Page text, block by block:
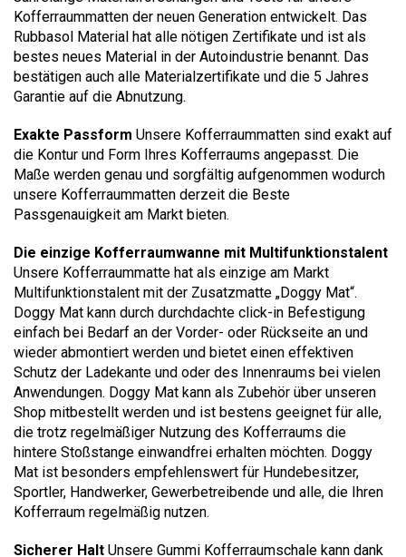
Kofferraummatten der neuen Generation entwickelt. Das
Rubbasol Material hat alle nötigen Zertifikate und ist als
bestes neues Material in der Autoindustrie benannt. Das
bestätigen auch alle Materialzertifikate und die 5 Jahres
Garantie auf die Abnutzung.
Exakte Passform Unsere Kofferraummatten sind exakt auf
die Kontur und Form Ihres Kofferraums angepasst. Die
Maße werden genau und sorgfältig aufgenommen wodurch
unsere Kofferraummatten derzeit die Beste
Passgenauigkeit am Markt bieten.
Die einzige Kofferraumwanne mit Multifunktionstalent
Unsere Kofferraummatte hat als einzige am Markt
Multifunktionstalent mit der Zusatzmatte „Doggy Mat“.
Doggy Mat kann durch durchdachte click-in Befestigung
einfach bei Bedarf an der Vorder- oder Rückseite an und
wieder abmontiert werden und bietet einen effektiven
Schutz der Ladekante und oder des Innenraums bei vielen
Anwendungen. Doggy Mat kann als Zubehör über unseren
Shop mitbestellt werden und ist bestens geeignet für alle,
die trotz regelmäßiger Nutzung des Kofferraums die
hintere Stoßstange einwandfrei erhalten möchten. Doggy
Mat ist besonders empfehlenswert für Hundebesitzer,
Sportler, Handwerker, Gewerbetreibende und alle, die Ihren
Kofferraum regelmäßig nutzen.
Sicherer Halt Unsere Gummi Kofferraumschale kann dank